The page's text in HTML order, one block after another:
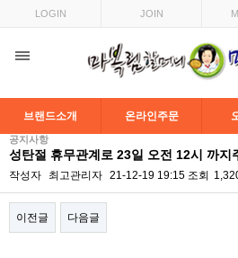
LOGIN JOIN
브랜드소개 온라인주문
공지사항
성탄절 휴무관계로 23일 오전 12시 까지
작성자 최고관리자 21-12-19 19:15 조회
이전글 다음글